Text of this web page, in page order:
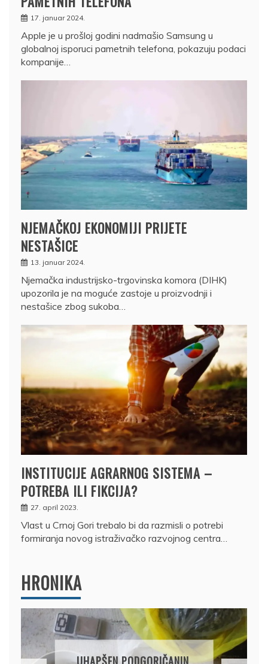
17. januar 2024.
Apple je u prošloj godini nadmašio Samsung u
globalnoj isporuci pametnih telefona, pokazuju podaci
kompanije…
NJEMAČKOJ EKONOMIJI PRIJETE
NESTAŠICE
13. januar 2024.
Njemačka industrijsko-trgovinska komora (DIHK)
upozorila je na moguće zastoje u proizvodnji i
nestašice zbog sukoba…
INSTITUCIJE AGRARNOG SISTEMA –
POTREBA ILI FIKCIJA?
27. april 2023.
Vlast u Crnoj Gori trebalo bi da razmisli o potrebi
formiranja novog istraživačko razvojnog centra…
HRONIKA
DRŽAVLJANIN RUSIJE
OSUMNJIČEN DA JE